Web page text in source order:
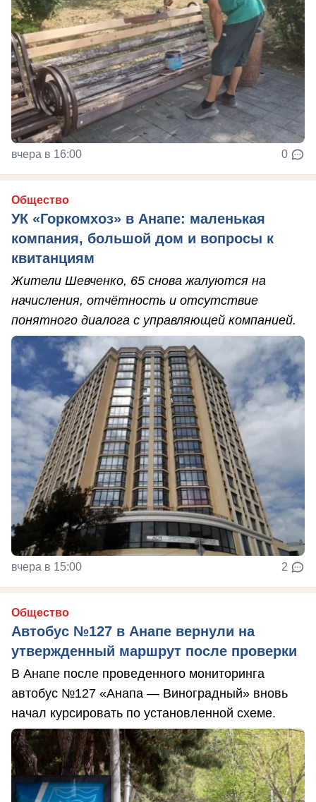
вчера в 16:00 0
Общество
УК «Горкомхоз» в Анапе: маленькая
компания, большой дом и вопросы к
квитанциям
Жители Шевченко, 65 снова жалуются на
начисления, отчётность и отсутствие
понятного диалога с управляющей компанией.
вчера в 15:00 2
Общество
Автобус №127 в Анапе вернули на
утвержденный маршрут после проверки
В Анапе после проведенного мониторинга
автобус №127 «Анапа — Виноградный» вновь
начал курсировать по установленной схеме.